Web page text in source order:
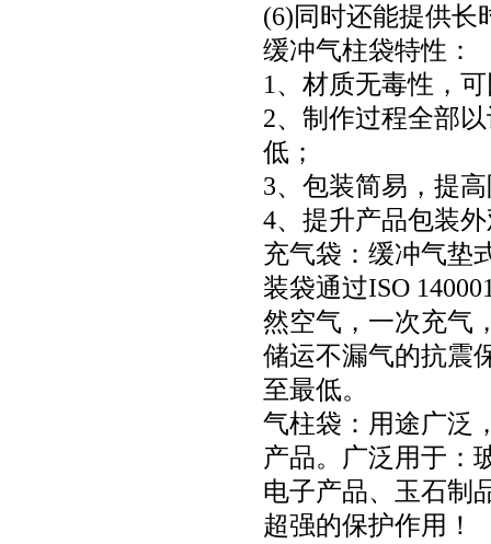
(6)同时还能提供长
缓冲气柱袋特性：
1、材质无毒性，
2、制作过程全部
低；
3、包装简易，提
4、提升产品包装
充气袋：缓冲气垫
装袋通过ISO
然空气，一次充气
储运不漏气的抗震
至最低。
气柱袋：用途广泛
产品。广泛用于：
电子产品、玉石制
超强的保护作用！